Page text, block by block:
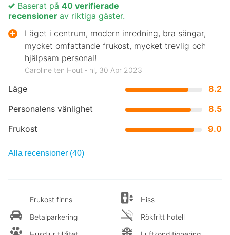
Läge
8.2
Personalens vänlighet
8.5
Frukost
9.0
Baserat på 40 verifierade
recensioner av riktiga gäster.
Läget i centrum, modern inredning, bra sängar,
mycket omfattande frukost, mycket trevlig och
hjälpsam personal!
Caroline ten Hout ‐ nl, 30 Apr 2023
Alla recensioner (40)
Frukost finns
Betalparkering
Hiss
Rökfritt hotell